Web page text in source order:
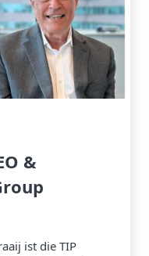
&
ist die TIP